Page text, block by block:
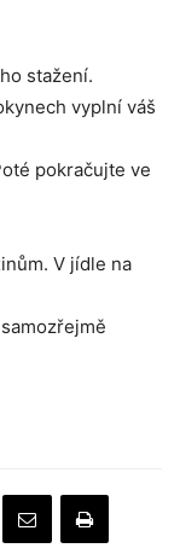
stažení.
vyplní váš
pokračujte ve
V jídle na